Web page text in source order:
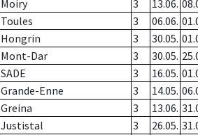
Moiry 3 13.06.
Toules 3 06.06.
Hongrin 3 30.05.
Mont-Dar 3 30.05.
SADE 3 16.05.
Grande-Enne 3 14.05.
Greina 3 13.06.
Justistal 3 26.05.